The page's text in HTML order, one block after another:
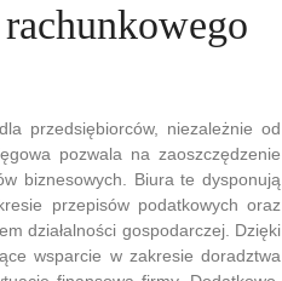
przedsiębiorców, niezależnie od
pozwala na zaoszczędzenie
biznesowych. Biura te dysponują
przepisów podatkowych oraz
działalności gospodarczej. Dzięki
wsparcie w zakresie doradztwa